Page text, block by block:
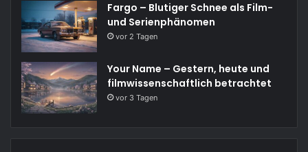
Fargo – Blutiger Schnee als Film-
und Serienphänomen
vor 2 Tagen
Your Name – Gestern, heute und
filmwissenschaftlich betrachtet
vor 3 Tagen